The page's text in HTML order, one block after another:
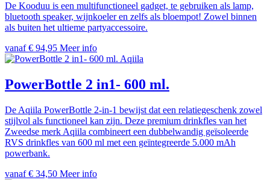
De Kooduu is een multifunctioneel gadget, te gebruiken als lamp,
bluetooth speaker, wijnkoeler en zelfs als bloempot! Zowel binnen
als buiten het ultieme partyaccessoire.
vanaf € 94,95 Meer info
Aqiila
PowerBottle 2 in1- 600 ml.
De Aqiila PowerBottle 2-in-1 bewijst dat een relatiegeschenk zowel
stijlvol als functioneel kan zijn. Deze premium drinkfles van het
Zweedse merk Aqiila combineert een dubbelwandig geïsoleerde
RVS drinkfles van 600 ml met een geïntegreerde 5.000 mAh
powerbank.
vanaf € 34,50 Meer info